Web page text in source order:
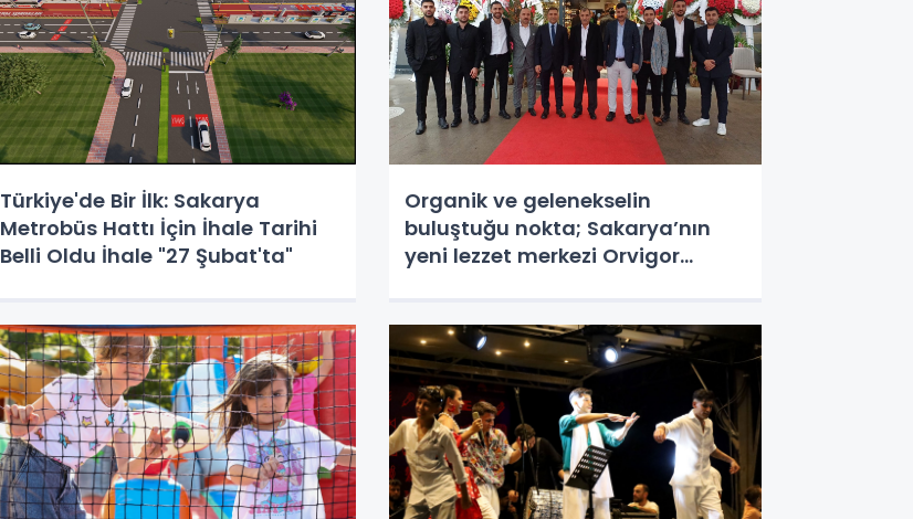
Türkiye'de Bir İlk: Sakarya
Metrobüs Hattı İçin İhale Tarihi
Belli Oldu İhale "27 Şubat'ta"
Organik ve gelenekselin
buluştuğu nokta; Sakarya’nın
yeni lezzet merkezi Orvigor